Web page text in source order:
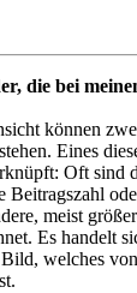
die bei
können
Eines
Oft sind
Beitragszahl
meist
Es handelt
welches